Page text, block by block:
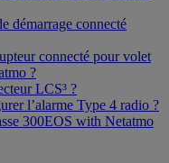
démarrage connecté
connecté pour volet
?
LCS³ ?
l’alarme Type 4 radio ?
300EOS with Netatmo